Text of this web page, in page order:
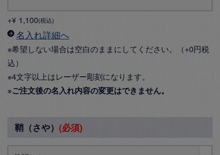
+¥ 1,100 税込
名入れ詳細へ
※希望しない場合は空白のままにしてください。（+0円税
込）
※4文字以上はレーザー彫刻になります。
※ご注文後の名入れ内容の変更はできません。
鞘（さや） (必須)